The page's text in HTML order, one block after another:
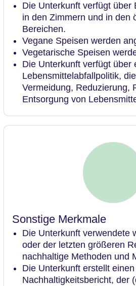
Die Unterkunft verfügt über
in den Zimmern und in den
Bereichen.
Vegane Speisen werden
Vegetarische Speisen
Die Unterkunft verfügt über
Lebensmittelabfallpolitik,
Vermeidung, Reduzierung,
Entsorgung von
Sonstige Merkmale
Die Unterkunft verwendete
oder der letzten größeren
nachhaltige Methoden und
Die Unterkunft erstellt
Nachhaltigkeitsbericht, der